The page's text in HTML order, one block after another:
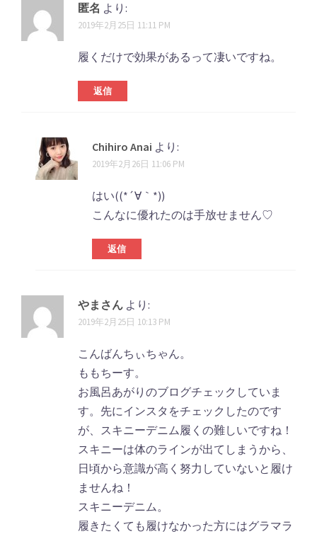
匿名 より:
2019年2月25日 11:11 PM
履くだけで効果があるって凄いですね。
返信
Chihiro Anai より:
2019年2月26日 11:06 PM
はい((*´∀｀*))
こんなに優れたのは手放せません♡
返信
やまさん より:
2019年2月25日 10:13 PM
こんばんちぃちゃん。
ももちーす。
お風呂あがりのブログチェックしていま
す。先にインスタをチェックしたのです
が、スキニーデニム履くの難しいですね！
スキニーは体のラインが出てしまうから、
日頃から意識が高く努力していないと履け
ませんね！
スキニーデニム。
履きたくても履けなかった方にはグラマラ